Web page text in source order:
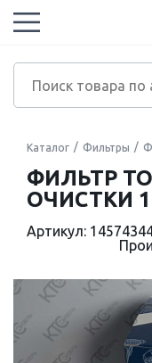
Каталог Фильтры
ФИЛЬТР
ОЧИСТКИ
Артикул: